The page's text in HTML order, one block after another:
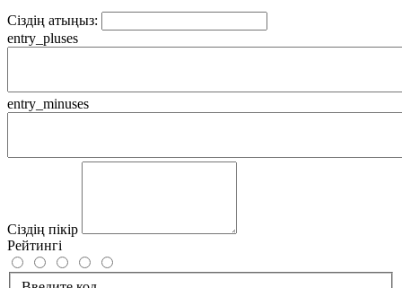
Сіздің атыңыз:
entry_pluses
entry_minuses
Сіздің пікір
Рейтингі